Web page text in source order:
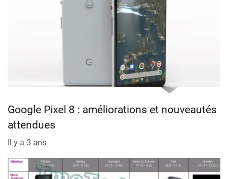
Google Pixel 8 : améliorations et nouveautés
attendues
Il y a 3 ans